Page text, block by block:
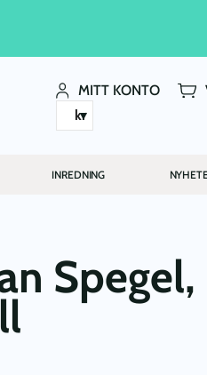
MITT KONTO
kr
INREDNING
Spegel,